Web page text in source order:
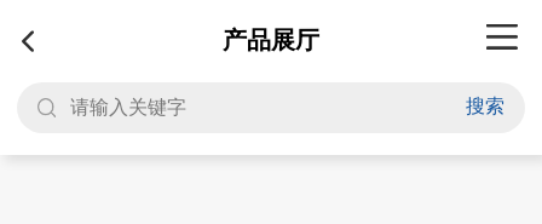
产品展厅
搜索